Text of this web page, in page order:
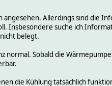
Allerdings sind die
suche ich
belegt.
Sobald die
die Kühlung tatsächlich